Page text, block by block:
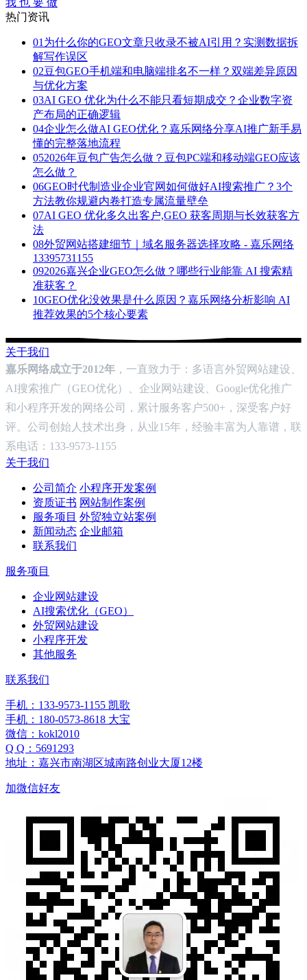
我 也 要 做
热门资讯
01 为什么你的GEO文章只收录不被AI引用？实测数据拆
解写作误区
02豆包GEO手机端和电脑端排名不一样？双端差异原因
与优化方案
03AI GEO 优化为什么不能只看短期成交？企业数字资
产布局的正确逻辑
04企业怎么做AI GEO优化？嘉乐网络分享AI推广新手易
懂的完整落地流程
052026年豆包广告怎么做？豆包PC端和移动端GEO应该
怎么做？
06GEO时代制造业企业官网如何做好AI搜索推广？3个
方法教你规避内卷打造专属流量壁垒
07AI GEO 优化多久出客户,GEO 获客周期与长效获客方
法
08外贸网站搭建细节｜域名服务器选择攻略 - 嘉乐网络
13395731155
092026嘉兴企业GEO怎么做？哪些行业能靠 AI 搜索精
准获客？
10GEO优化没效果是什么原因？嘉乐网络分析影响 AI
推荐效果的5个核心要素
关于我们
嘉乐网络成立于2012年 ，一直致力于：多语言外贸网站建设、
AI搜索推广（GEO优化）、企业网站建设、Google优化推广
和小程序开发的网络公司，累计服务客户500+，深受客户好
评。公司创始人技术出身，从业15年，经验丰富为人靠谱，联
系电话：133-9573-1155
关于我们
公司简介 小程序开发案例
资质证书 网站制作案例
服务项目 外贸独立站案例
新闻动态 企业邮箱
联系我们
服务项目
企业网站建设
AI搜索优化（GEO）
外贸网站建设
小程序开发
其他服务
联系我们
手机：133-9573-1155 凯歌
手机：180-0573-8618 大宝
微信：kokl2010
Q Q：5691293
地址：嘉兴市南湖区城南路创业大厦12楼
加微信好友